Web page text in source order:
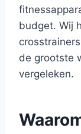
budget. Wij
de grootste
vergeleken.